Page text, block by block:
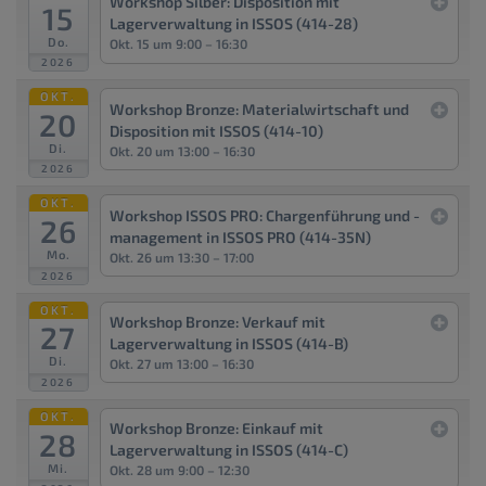
Adresse wird standardmäßig übermittelt,
wenn externe Inhalte angefordert werden.
Wenn Sie bei der Nutzung von Google
Sie erhoben werden.
15
Do.
2026
Lagerverwaltung in ISSOS (414-28)
Okt. 15 um 9:00 – 16:30
OKT.
20
Di.
2026
Workshop Bronze: Materialwirtschaft und
Disposition mit ISSOS (414-10)
Okt. 20 um 13:00 – 16:30
OKT.
26
Mo.
2026
Workshop ISSOS PRO: Chargenführung und -
management in ISSOS PRO (414-35N)
Okt. 26 um 13:30 – 17:00
OKT.
27
Di.
2026
Workshop Bronze: Verkauf mit
Lagerverwaltung in ISSOS (414-B)
Okt. 27 um 13:00 – 16:30
OKT.
28
Mi.
Workshop Bronze: Einkauf mit
Lagerverwaltung in ISSOS (414-C)
Okt. 28 um 9:00 – 12:30